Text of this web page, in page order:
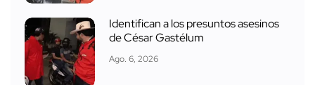
Identifican a los presuntos asesinos
de César Gastélum
Ago. 6, 2026